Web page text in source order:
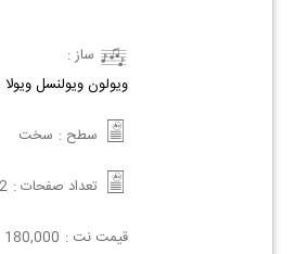
ساز :
ویولونویولنسلویولا
سطح : سخت
تعداد صفحات :
قیمت نت : 180,000